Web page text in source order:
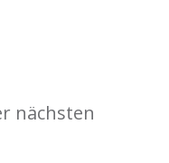
nächsten